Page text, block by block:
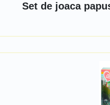
Set de joaca